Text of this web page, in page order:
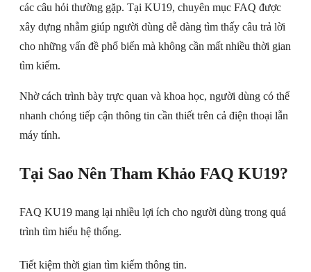
các câu hỏi thường gặp. Tại KU19, chuyên mục FAQ được
xây dựng nhằm giúp người dùng dễ dàng tìm thấy câu trả lời
cho những vấn đề phổ biến mà không cần mất nhiều thời gian
tìm kiếm.
Nhờ cách trình bày trực quan và khoa học, người dùng có thể
nhanh chóng tiếp cận thông tin cần thiết trên cả điện thoại lẫn
máy tính.
Tại Sao Nên Tham Khảo FAQ KU19?
FAQ KU19 mang lại nhiều lợi ích cho người dùng trong quá
trình tìm hiểu hệ thống.
Tiết kiệm thời gian tìm kiếm thông tin.